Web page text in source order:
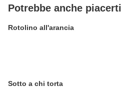
Potrebbe anche piacerti
Rotolino all'arancia
Sotto a chi torta